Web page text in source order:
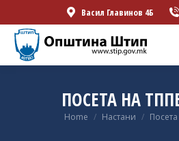
Васил Главинов 4Б
ПОСЕТА НА
You are here:
Home Настани